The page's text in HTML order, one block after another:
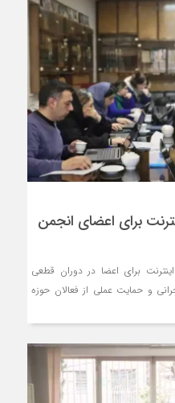
برای اعضای انجمن
برای اعضا در دوران قطعی
و حمایت عملی از فعالان حوزه